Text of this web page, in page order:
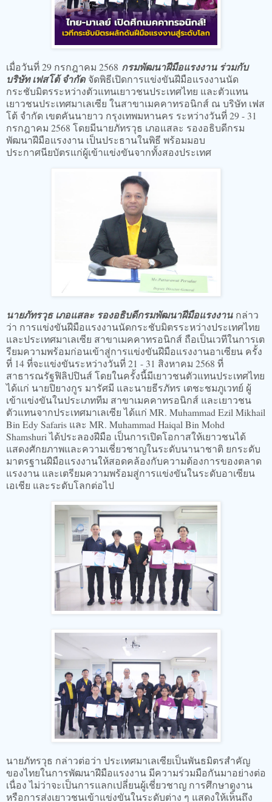
เมื่อวันที่ 29 กรกฎาคม 2568 กรมพัฒนาฝีมือแรงงาน ร่วมกับ
บริษัท เฟสโต้ จำกัดจัดพิธีเปิดการแข่งขันฝีมือแรงงานนัด
กระชับมิตรระหว่างตัวแทนเยาวชนประเทศไทย และตัวแทน
เยาวชนประเทศมาเลเซีย ในสาขาเมคคาทรอนิกส์ ณ บริษัท เฟส
โต้ จำกัด เขตคันนายาว กรุงเทพมหานคร ระหว่างวันที่ 29 - 31
กรกฎาคม 2568 โดยมีนายภัทรวุธ เภอแสละ รองอธิบดีกรม
พัฒนาฝีมือแรงงาน เป็นประธานในพิธี พร้อมมอบ
ประกาศนียบัตรแก่ผู้เข้าแข่งขันจากทั้งสองประเทศ
นายภัทรวุธ เภอแสละ รองอธิบดีกรมพัฒนาฝีมือแรงงานกล่าว
ว่า การแข่งขันฝีมือแรงงานนัดกระชับมิตรระหว่างประเทศไทย
และประเทศมาเลเซีย สาขาเมคคาทรอนิกส์ ถือเป็นเวทีในการเต
รียมความพร้อมก่อนเข้าสู่การแข่งขันฝีมือแรงงานอาเซียน ครั้ง
ที่ 14 ที่จะแข่งขันระหว่างวันที่ 21 - 31 สิงหาคม 2568 ที่
สาธารณรัฐฟิลิปปินส์ โดยในครั้งนี้มีเยาวชนตัวแทนประเทศไทย
ได้แก่ นายปิยางกูร มารัศมี และนายธีรภัทร เตชะชมภูเวทย์ ผู้
เข้าแข่งขันในประเภททีม สาขาเมคคาทรอนิกส์ และเยาวชน
ตัวแทนจากประเทศมาเลเซีย ได้แก่ MR. Muhammad Ezil Mikhail
Bin Edy Safaris และ MR. Muhammad Haiqal Bin Mohd
Shamshuri ได้ประลองฝีมือ เป็นการเปิดโอกาสให้เยาวชนได้
แสดงศักยภาพและความเชี่ยวชาญในระดับนานาชาติ ยกระดับ
มาตรฐานฝีมือแรงงานให้สอดคล้องกับความต้องการของตลาด
แรงงาน และเตรียมความพร้อมสู่การแข่งขันในระดับอาเซียน
เอเชีย และระดับโลกต่อไป
นายภัทรวุธ กล่าวต่อว่า ประเทศมาเลเซียเป็นพันธมิตรสำคัญ
ของไทยในการพัฒนาฝีมือแรงงาน มีความร่วมมือกันมาอย่างต่อ
เนื่อง ไม่ว่าจะเป็นการแลกเปลี่ยนผู้เชี่ยวชาญ การศึกษาดูงาน
หรือการส่งเยาวชนเข้าแข่งขันในระดับต่าง ๆ แสดงให้เห็นถึง